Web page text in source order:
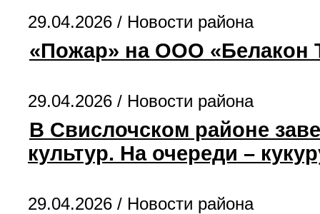
29.04.2026 / Новости района
«Пожар» на ООО «Белакон
29.04.2026 / Новости района
В Свислочском районе
культур. На очереди –
29.04.2026 / Новости района